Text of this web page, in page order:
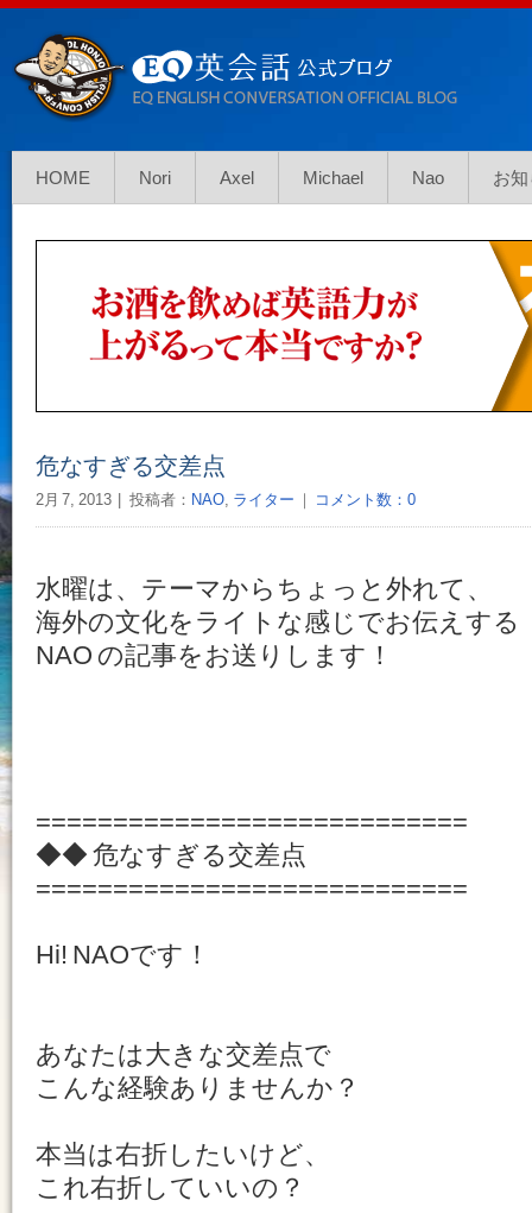
HOME Nori Axel Michael Nao お
危なすぎる交差点
2月 7, 2013 投稿者： NAO, ライター ｜ コメント数：0
水曜は、テーマからちょっと外れて、
海外の文化をライトな感じでお伝えする
NAO の記事をお送りします！
============================
◆◆ 危なすぎる交差点
============================
Hi! NAOです！
あなたは大きな交差点で
こんな経験ありませんか？
本当は右折したいけど、
これ右折していいの？